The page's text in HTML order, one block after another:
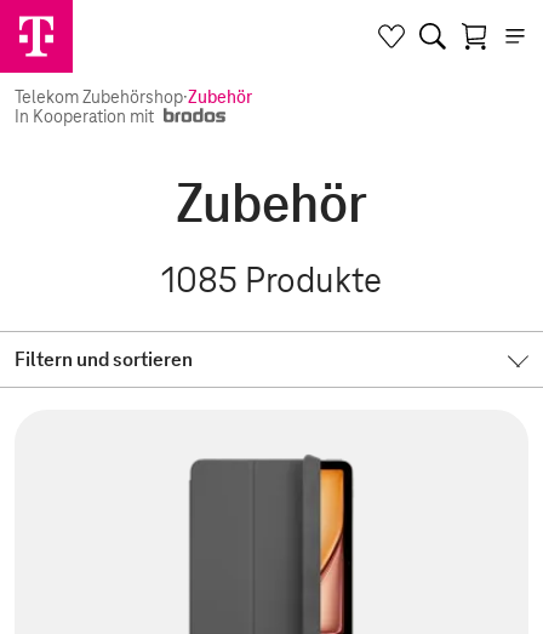
Telekom Zubehörshop·Zubehör
In Kooperation mit
Zubehör
1085 Produkte
Filtern und sortieren